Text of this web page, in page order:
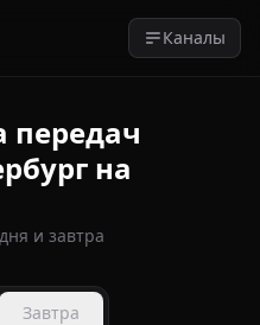
Каналы
передач
на
и завтра
Завтра